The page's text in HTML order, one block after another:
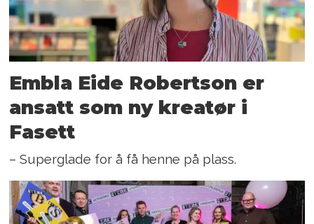
Embla Eide Robertson er
ansatt som ny kreatør i
Fasett
– Superglade for å få henne på plass.